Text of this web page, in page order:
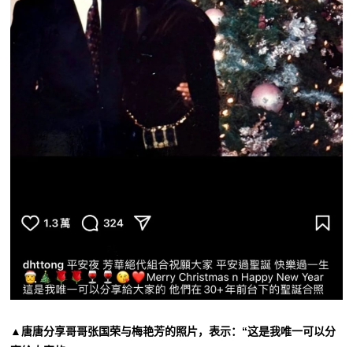
▲唐唐分享哥哥张国荣与梅艳芳的照片，表示：“这是我唯一可以分